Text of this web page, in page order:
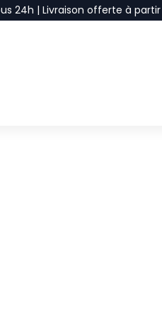
24h | Livraison offerte à